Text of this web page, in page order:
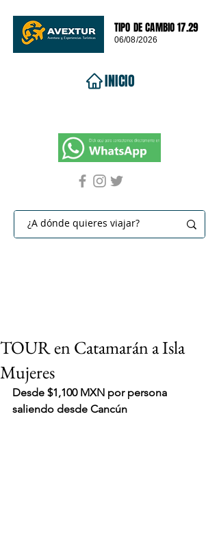
TIPO DE CAMBIO 17.29
06/08/2026
INICIO
TOUR en Catamarán a Isla
Mujeres
Desde $1,100 MXN por persona
saliendo desde Cancún